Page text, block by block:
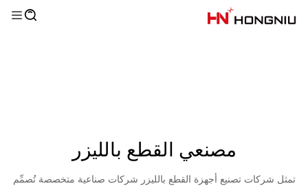
مصنعي القطع بالليزر
تمثل شركات تصنيع أجهزة القطع بالليزر شركات صناعية متخصصة تُصمِّم